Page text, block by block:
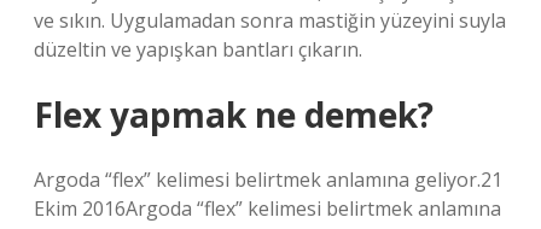
ve sıkın. Uygulamadan sonra mastiğin yüzeyini suyla
düzeltin ve yapışkan bantları çıkarın.
Flex yapmak ne demek?
Argoda “flex” kelimesi belirtmek anlamına geliyor.21
Ekim 2016Argoda “flex” kelimesi belirtmek anlamına